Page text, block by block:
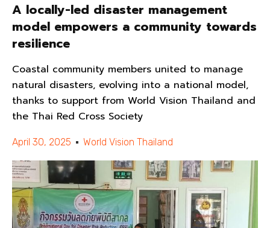
A locally-led disaster management
model empowers a community towards
resilience
Coastal community members united to manage
natural disasters, evolving into a national model,
thanks to support from World Vision Thailand and
the Thai Red Cross Society
April 30, 2025 World Vision Thailand